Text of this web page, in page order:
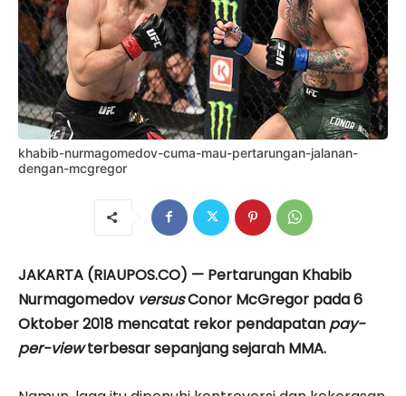
khabib-nurmagomedov-cuma-mau-pertarungan-jalanan-
dengan-mcgregor
JAKARTA (RIAUPOS.CO) — Pertarungan Khabib
Nurmagomedov versusConor McGregor pada 6
Oktober 2018 mencatat rekor pendapatan pay-
per-viewterbesar sepanjang sejarah MMA.